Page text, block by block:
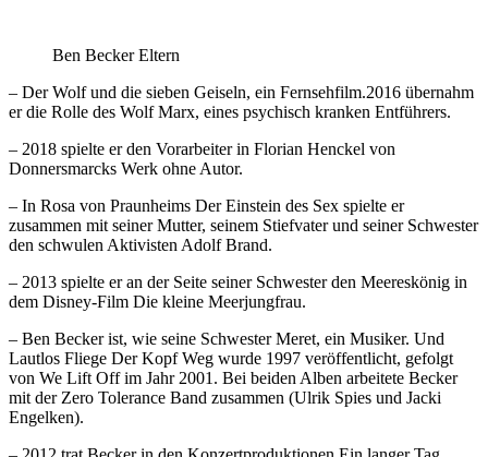
Ben Becker Eltern
– Der Wolf und die sieben Geiseln, ein Fernsehfilm.2016 übernahm
er die Rolle des Wolf Marx, eines psychisch kranken Entführers.
– 2018 spielte er den Vorarbeiter in Florian Henckel von
Donnersmarcks Werk ohne Autor.
– In Rosa von Praunheims Der Einstein des Sex spielte er
zusammen mit seiner Mutter, seinem Stiefvater und seiner Schwester
den schwulen Aktivisten Adolf Brand.
– 2013 spielte er an der Seite seiner Schwester den Meereskönig in
dem Disney-Film Die kleine Meerjungfrau.
– Ben Becker ist, wie seine Schwester Meret, ein Musiker. Und
Lautlos Fliege Der Kopf Weg wurde 1997 veröffentlicht, gefolgt
von We Lift Off im Jahr 2001. Bei beiden Alben arbeitete Becker
mit der Zero Tolerance Band zusammen (Ulrik Spies und Jacki
Engelken).